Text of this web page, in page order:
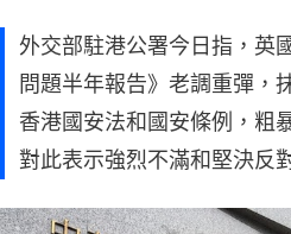
外交部駐港公署今日指，英
問題半年報告》老調重彈，
香港國安法和國安條例，粗
對此表示強烈不滿和堅決反